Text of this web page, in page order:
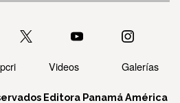
Videos Galerías
Editora Panamá América